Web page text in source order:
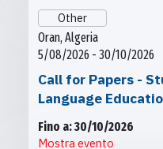
Other
Oran, Algeria
5/08/2026 - 30/10/2026
Call for Papers -
Language
Fino a: 30/10/2026
Mostra evento